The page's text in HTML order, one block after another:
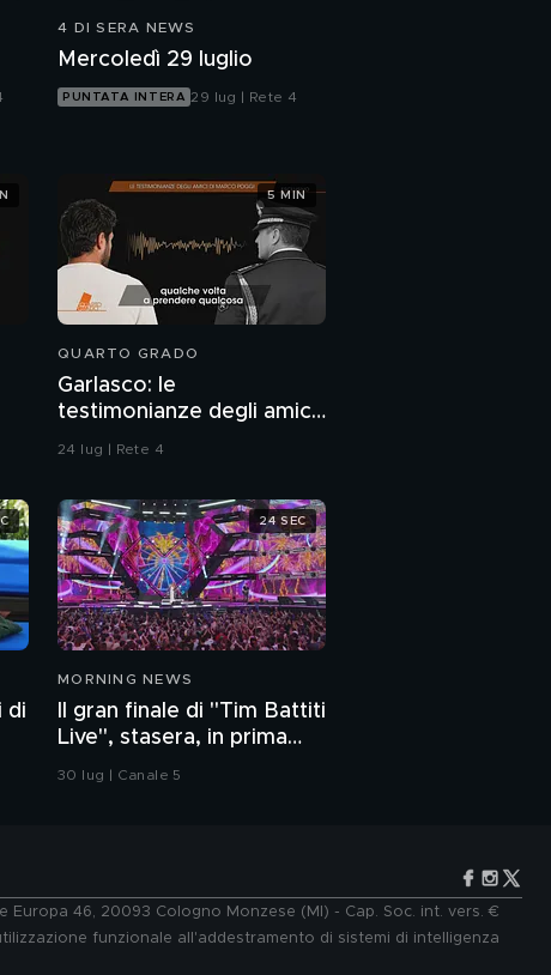
4 DI SERA NEWS
Mercoledì 29 luglio
PUNTATA INTERA 29 lug | Rete 4
QUARTO GRADO
Garlasco: le
testimonianze degli amici
di Marco Poggi
24 lug | Rete 4
5 MIN
di
MORNING NEWS
Il gran finale di "Tim Battiti
Live", stasera, in prima
serata, su Canale 5
30 lug | Canale 5
24 SEC
Europa 46, 20093 Cologno Monzese (MI) - Cap. Soc. int. vers. €
funzionale all'addestramento di sistemi di intelligenza